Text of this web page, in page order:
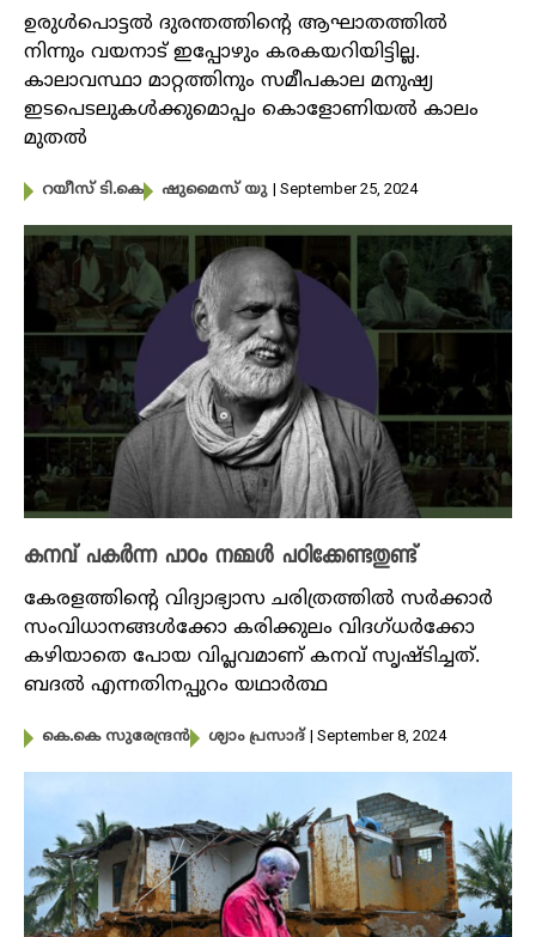
ഉരുൾപൊട്ടൽ ദുരന്തത്തിന്റെ ആഘാതത്തിൽ
നിന്നും വയനാട് ഇപ്പോഴും കരകയറിയിട്ടില്ല.
കാലാവസ്ഥാ മാറ്റത്തിനും സമീപകാല മനുഷ്യ
ഇടപെടലുകൾക്കുമൊപ്പം കൊളോണിയൽ കാലം
മുതൽ
റയീസ് ടി.കെ ഷുമൈസ് യു | September 25, 2024
കനവ് പകർന്ന പാഠം നമ്മൾ പഠിക്കേണ്ടതുണ്ട്
കേരളത്തിന്റെ വിദ്യാഭ്യാസ ചരിത്രത്തിൽ സർക്കാർ
സംവിധാനങ്ങൾക്കോ കരിക്കുലം വിദഗ്ധർക്കോ
കഴിയാതെ പോയ വിപ്ലവമാണ് കനവ് സൃഷ്ടിച്ചത്.
ബദൽ എന്നതിനപ്പുറം യഥാർത്ഥ
കെ.കെ സുരേന്ദ്രൻ ശ്യാം പ്രസാദ് | September 8, 2024